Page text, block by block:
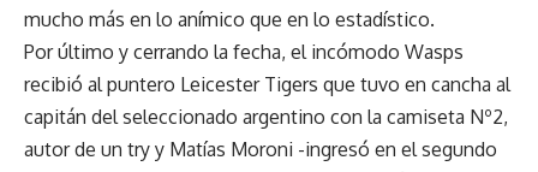
mucho más en lo anímico que en lo estadístico.
Por último y cerrando la fecha, el incómodo Wasps
recibió al puntero Leicester Tigers que tuvo en cancha al
capitán del seleccionado argentino con la camiseta Nº2,
autor de un try y Matías Moroni -ingresó en el segundo